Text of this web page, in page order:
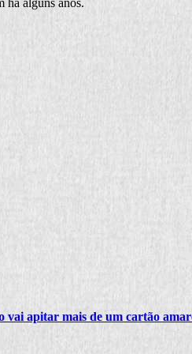
há alguns anos.
vai apitar mais de um cartão